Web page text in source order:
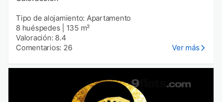
Tipo de alojamiento: Apartamento
8 huéspedes
135 m²
Valoración: 8.4
Comentarios: 26
Ver más